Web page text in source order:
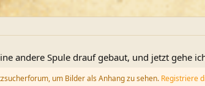
andere Spule drauf gebaut, und jetzt gehe
um Bilder als Anhang zu sehen. Registriere